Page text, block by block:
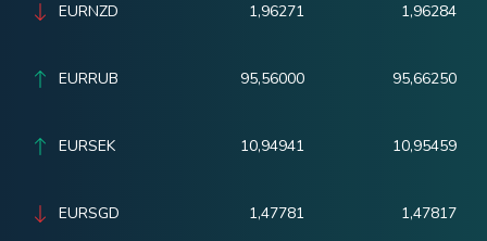
EURNZD 1,96271 1,96284
EURRUB 95,56000 95,66250
EURSEK 10,94941 10,95459
EURSGD 1,47781 1,47817